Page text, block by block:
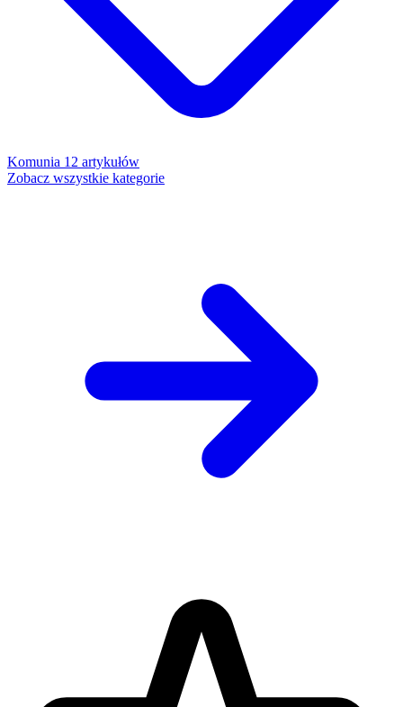
Komunia 12 artykułów
Zobacz wszystkie kategorie